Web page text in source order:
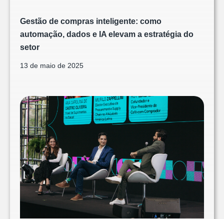
Gestão de compras inteligente: como
automação, dados e IA elevam a estratégia do
setor
13 de maio de 2025